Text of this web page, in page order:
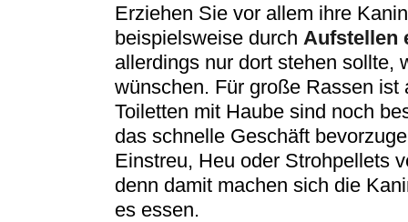
Erziehen Sie vor allem ihre
beispielsweise durch Aufstellen
allerdings nur dort stehen sollte,
wünschen. Für große Rassen
Toiletten mit Haube sind noch
das schnelle Geschäft
Einstreu, Heu oder Strohpellets
denn damit machen sich die
es essen.